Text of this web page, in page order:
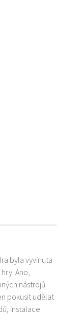
byla vyvinuta
Ano,
nástrojů.
pokusit udělat
instalace